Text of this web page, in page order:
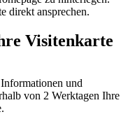
direkt ansprechen.
Visitenkarte
und
von 2 Werktagen Ihre